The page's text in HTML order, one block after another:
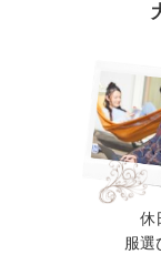
休
服選